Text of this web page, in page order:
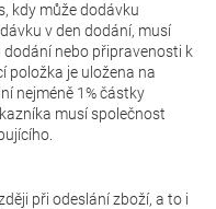
kdy může dodávku
v den dodání, musí
nebo připravenosti k
položka je uložena na
nejméně 1% částky
musí společnost
při odeslání zboží, a to i